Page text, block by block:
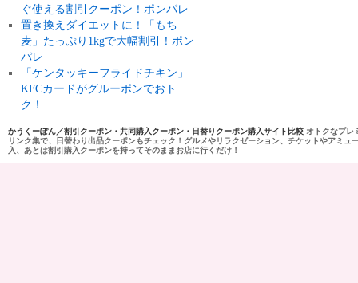
ぐ使える割引クーポン！ポンパレ
置き換えダイエットに！「もち
麦」たっぷり1kgで大幅割引！ポン
パレ
「ケンタッキーフライドチキン」
KFCカードがグルーポンでおト
ク！
かうくーぽん／割引クーポン・共同購入クーポン・日替りクーポン購入サイト比較 オトクなプレ
リンク集で、日替わり出品クーポンもチェック！グルメやリラクゼーション、チケットやアミ
入、あとは割引購入クーポンを持ってそのままお店に行くだけ！